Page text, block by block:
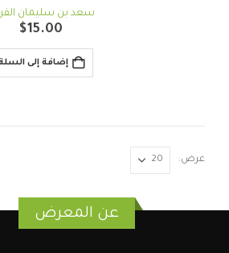
سعد بن سليمان
$15.00
إضافة إلى
عرض:
عن المعرض